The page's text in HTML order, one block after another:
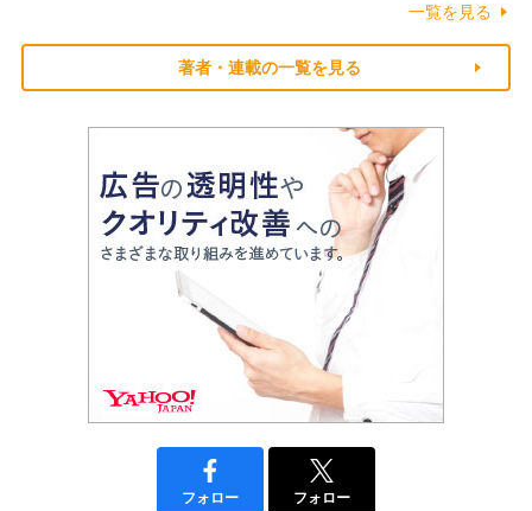
一覧を見る
著者・連載の一覧を見る
フォロー フォロー